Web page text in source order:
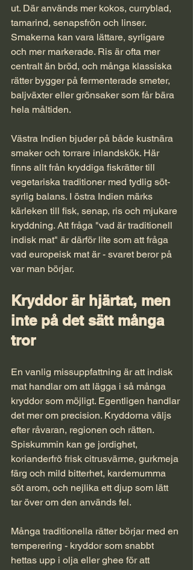
ut. Där används mer kokos, curryblad,
tamarind, senapsfrön och linser.
Smakerna kan vara lättare, syrligare
och mer markerade. Ris är ofta mer
centralt än bröd, och många klassiska
rätter bygger på fermenterade smeter,
baljväxter eller grönsaker som får bära
hela måltiden.
Västra Indien bjuder på både kustnära
smaker och torrare inlandskök. Här
finns allt från kryddiga fiskrätter till
vegetariska traditioner med tydlig söt-
syrlig balans. I östra Indien märks
kärleken till fisk, senap, ris och mjukare
kryddning. Att fråga "vad är traditionell
indisk mat" är därför lite som att fråga
vad europeisk mat är - svaret beror på
var man börjar.
Kryddor är hjärtat, men
inte på det sätt många
tror
En vanlig missuppfattning är att indisk
mat handlar om att lägga i så många
kryddor som möjligt. Egentligen handlar
det mer om precision. Kryddorna väljs
efter råvaran, regionen och rätten.
Spiskummin kan ge jordighet,
korianderfrö frisk citrusvärme, gurkmeja
färg och mild bitterhet, kardemumma
söt arom, och nejlika ett djup som lätt
tar över om den används fel.
Många traditionella rätter börjar med en
temperering - kryddor som snabbt
hettas upp i olja eller ghee för att